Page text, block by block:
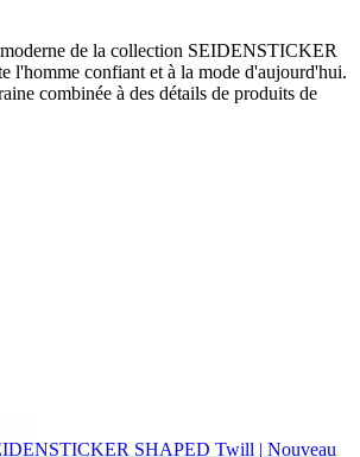
de la collection SEIDENSTICKER
l'homme confiant et à la mode d'aujourd'hui.
combinée à des détails de produits de
SHAPED Twill | Nouveau